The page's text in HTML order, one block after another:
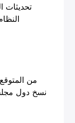
تحديثات
- من
نسخ دول